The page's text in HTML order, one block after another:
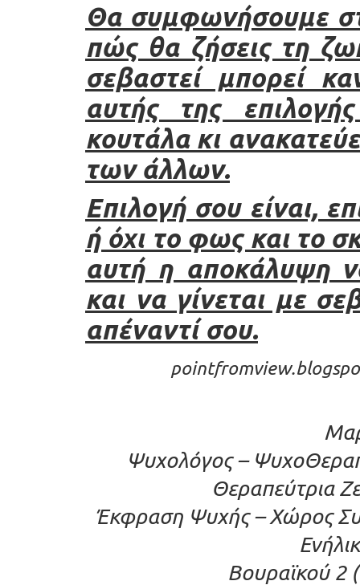
Θα συμφωνήσουμε
πώς θα ζήσεις τη
σεβαστεί μπορεί
αυτής της
κουτάλα κι
των άλλων.
Επιλογή σου είναι,
ή όχι το φως και το
αυτή η αποκάλυψη
και να γίνεται με
απέναντί σου.
Ψυχολόγος –
Θεραπεύτρια
Έκφραση Ψυχής – Χώρος
Βουραϊκού 2